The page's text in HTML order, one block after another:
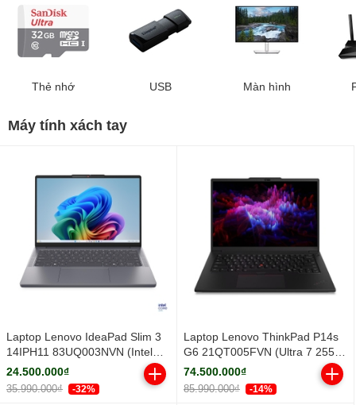
Thẻ nhớ USB Màn hình
Máy tính xách tay
Laptop Lenovo IdeaPad Slim 3
14IPH11 83UQ003NVN (Intel
Core Ultra 5 322 | Integrated
Intel® Graphics | 14 inch
WUXGA IPS | 16GB | 512GB |
24.500.000₫
35.990.000₫ -32%
Laptop Lenovo ThinkPad P14s
G6 21QT005FVN (Ultra 7 255H/
32GB/ 1TB SSD/ RTX PRO 500
6GB/ 14.5inch WUXGA/ Win 11
Pro/ Black/ Vỏ nhôm/ 3Y)
74.500.000₫
85.990.000₫ -14%